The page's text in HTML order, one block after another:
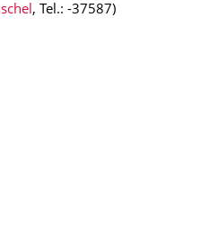
, Tel.: -37587)